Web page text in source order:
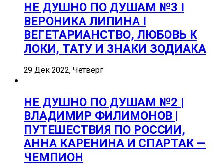
НЕ ДУШНО ПО ДУШАМ №3 I
ВЕРОНИКА ЛИПИНА I
ВЕГЕТАРИАНСТВО, ЛЮБОВЬ К
ЛОКИ, ТАТУ И ЗНАКИ ЗОДИАКА
29 Дек 2022, Четверг
НЕ ДУШНО ПО ДУШАМ №2 |
ВЛАДИМИР ФИЛИМОНОВ |
ПУТЕШЕСТВИЯ ПО РОССИИ,
АННА КАРЕНИНА И СПАРТАК —
ЧЕМПИОН